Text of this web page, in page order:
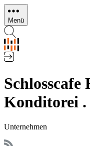
Direkt
zum
Inhalt
Menü
Schlosscafe
Konditorei .
Unternehmen